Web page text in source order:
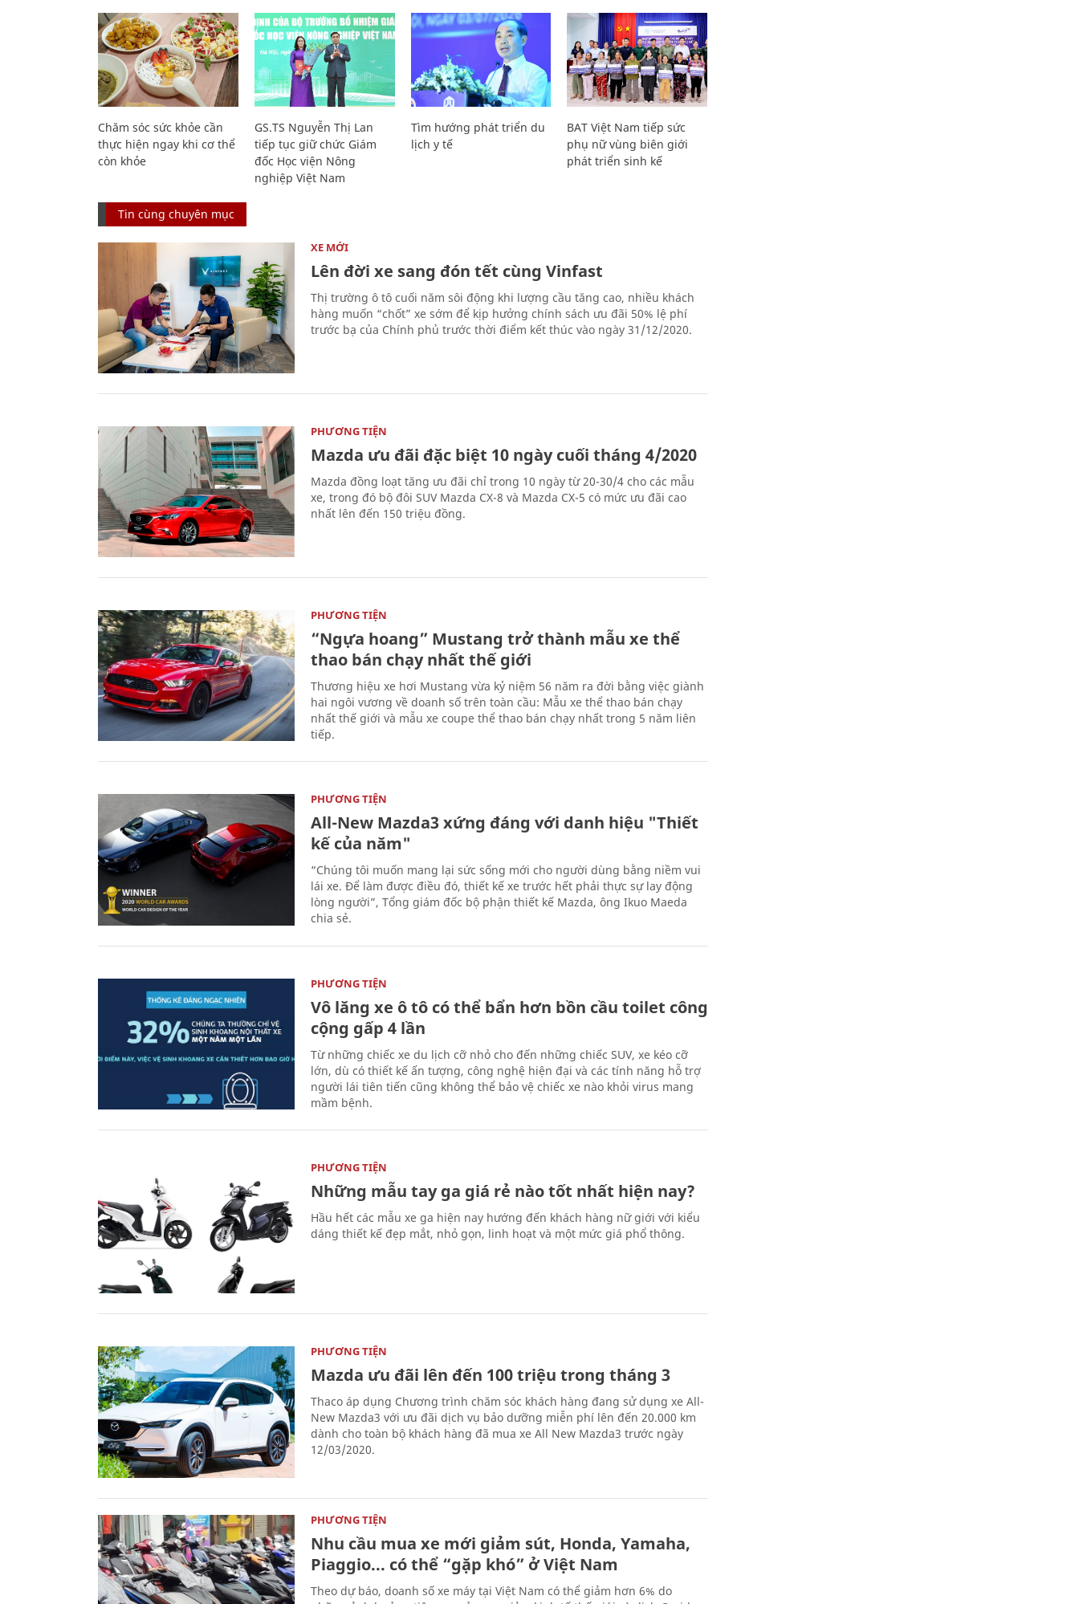
Chăm sóc sức khỏe cần
thực hiện ngay khi cơ thể
còn khỏe
GS.TS Nguyễn Thị Lan
tiếp tục giữ chức Giám
đốc Học viện Nông
nghiệp Việt Nam
Tìm hướng phát triển du
lịch y tế
BAT Việt Nam tiếp sức
phụ nữ vùng biên giới
phát triển sinh kế
Tin cùng chuyên mục
XE MỚI
Lên đời xe sang đón tết cùng Vinfast
Thị trường ô tô cuối năm sôi động khi lượng cầu tăng cao, nhiều khách
hàng muốn “chốt” xe sớm để kịp hưởng chính sách ưu đãi 50% lệ phí
trước bạ của Chính phủ trước thời điểm kết thúc vào ngày 31/12/2020.
PHƯƠNG TIỆN
Mazda ưu đãi đặc biệt 10 ngày cuối tháng 4/2020
Mazda đồng loạt tăng ưu đãi chỉ trong 10 ngày từ 20-30/4 cho các mẫu
xe, trong đó bộ đôi SUV Mazda CX-8 và Mazda CX-5 có mức ưu đãi cao
nhất lên đến 150 triệu đồng.
PHƯƠNG TIỆN
“Ngựa hoang” Mustang trở thành mẫu xe thể
thao bán chạy nhất thế giới
Thương hiệu xe hơi Mustang vừa kỷ niệm 56 năm ra đời bằng việc giành
hai ngôi vương về doanh số trên toàn cầu: Mẫu xe thể thao bán chạy
nhất thế giới và mẫu xe coupe thể thao bán chạy nhất trong 5 năm liên
tiếp.
PHƯƠNG TIỆN
All-New Mazda3 xứng đáng với danh hiệu "Thiết
kế của năm"
“Chúng tôi muốn mang lại sức sống mới cho người dùng bằng niềm vui
lái xe. Để làm được điều đó, thiết kế xe trước hết phải thực sự lay động
lòng người”, Tổng giám đốc bộ phận thiết kế Mazda, ông Ikuo Maeda
chia sẻ.
PHƯƠNG TIỆN
Vô lăng xe ô tô có thể bẩn hơn bồn cầu toilet công
cộng gấp 4 lần
Từ những chiếc xe du lịch cỡ nhỏ cho đến những chiếc SUV, xe kéo cỡ
lớn, dù có thiết kế ấn tượng, công nghệ hiện đại và các tính năng hỗ trợ
người lái tiên tiến cũng không thể bảo vệ chiếc xe nào khỏi virus mang
mầm bệnh.
PHƯƠNG TIỆN
Những mẫu tay ga giá rẻ nào tốt nhất hiện nay?
Hầu hết các mẫu xe ga hiện nay hướng đến khách hàng nữ giới với kiểu
dáng thiết kế đẹp mắt, nhỏ gọn, linh hoạt và một mức giá phổ thông.
PHƯƠNG TIỆN
Mazda ưu đãi lên đến 100 triệu trong tháng 3
Thaco áp dụng Chương trình chăm sóc khách hàng đang sử dụng xe All-
New Mazda3 với ưu đãi dịch vụ bảo dưỡng miễn phí lên đến 20.000 km
dành cho toàn bộ khách hàng đã mua xe All New Mazda3 trước ngày
12/03/2020.
PHƯƠNG TIỆN
Nhu cầu mua xe mới giảm sút, Honda, Yamaha,
Piaggio... có thể “gặp khó” ở Việt Nam
Theo dự báo, doanh số xe máy tại Việt Nam có thể giảm hơn 6% do